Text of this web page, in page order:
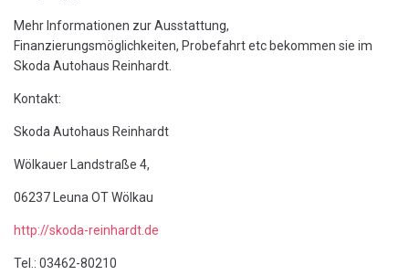
Mehr Informationen zur Ausstattung,
Finanzierungsmöglichkeiten, Probefahrt etc bekommen sie im
Skoda Autohaus Reinhardt.
Kontakt:
Skoda Autohaus Reinhardt
Wölkauer Landstraße 4,
06237 Leuna OT Wölkau
http://skoda-reinhardt.de
Tel.: 03462-80210